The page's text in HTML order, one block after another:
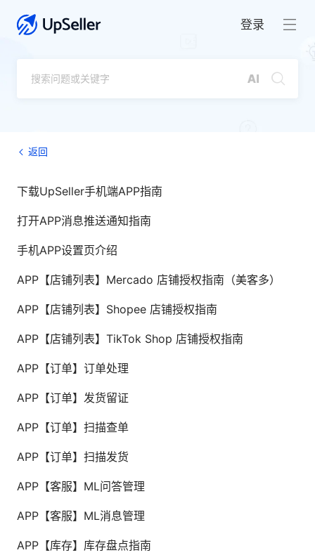
登录
返回
下载UpSeller手机端APP指南
打开APP消息推送通知指南
手机APP设置页介绍
APP【店铺列表】Mercado 店铺授权指南（美客多）
APP【店铺列表】Shopee 店铺授权指南
APP【店铺列表】TikTok Shop 店铺授权指南
APP【订单】订单处理
APP【订单】发货留证
APP【订单】扫描查单
APP【订单】扫描发货
APP【客服】ML问答管理
APP【客服】ML消息管理
APP【库存】库存盘点指南